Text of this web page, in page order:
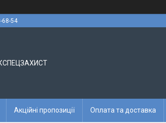
68-54
Акційні пропозиції Оплата та доставка